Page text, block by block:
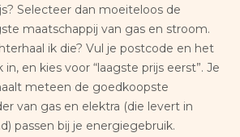
Selecteer dan moeiteloos de
maatschappij van gas en stroom.
ik die? Vul je postcode en het
in, en kies voor “laagste prijs eerst”. Je
meteen de goedkoopste
van gas en elektra (die levert in
passen bij je energiegebruik.